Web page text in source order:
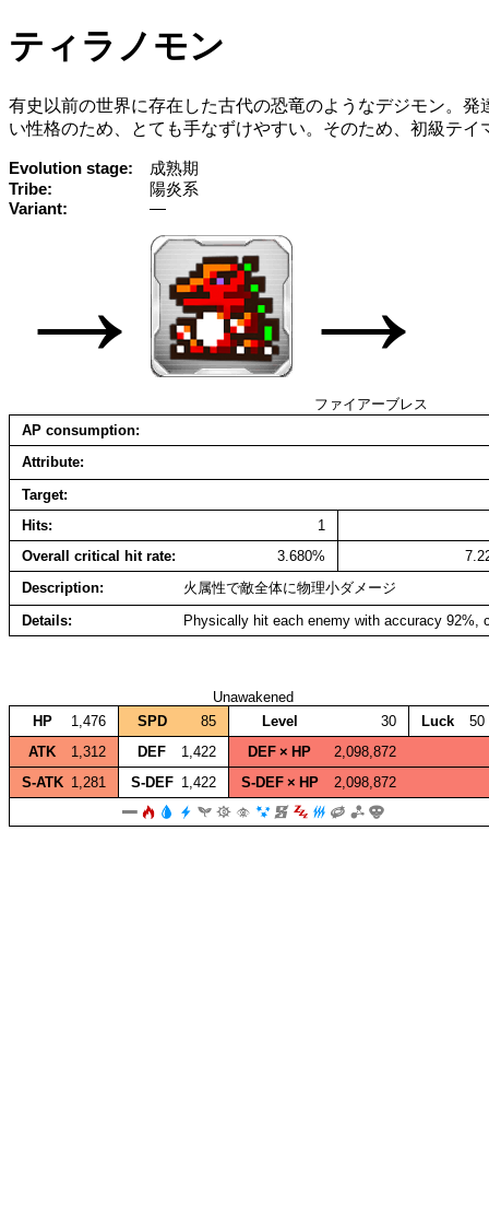
ティラノモン
有史以前の世界に存在した古代の恐竜のようなデジモン。
い性格のため、とても手なずけやすい。そのため、初級テ
Evolution stage
成熟期
Tribe
陽炎系
Variant
—
→ →
ファイアーブレス
AP consumption
Attribute
Target
Hits
1
Overall critical hit rate
3.680%
Description
火属性で敵全体に物理小ダメージ
Details
Physically hit each enemy with accuracy 92%,
Unawakened
HP
1,476 SPD 85 Level 30 Luck
50
ATK
1,312 DEF 1,422 DEF × HP
2,098,872
S‑ATK 1,281 S‑DEF 1,422 S‑DEF × HP 2,098,872